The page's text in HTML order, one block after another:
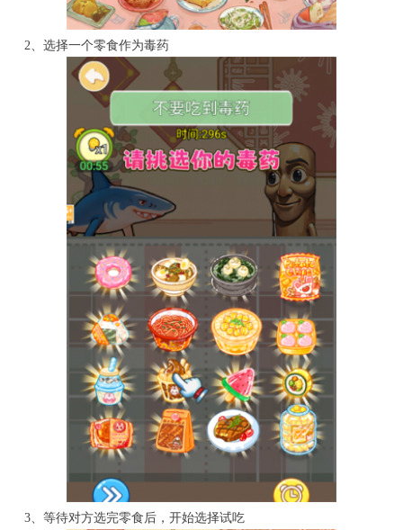
2、选择一个零食作为毒药
3、等待对方选完零食后，开始选择试吃